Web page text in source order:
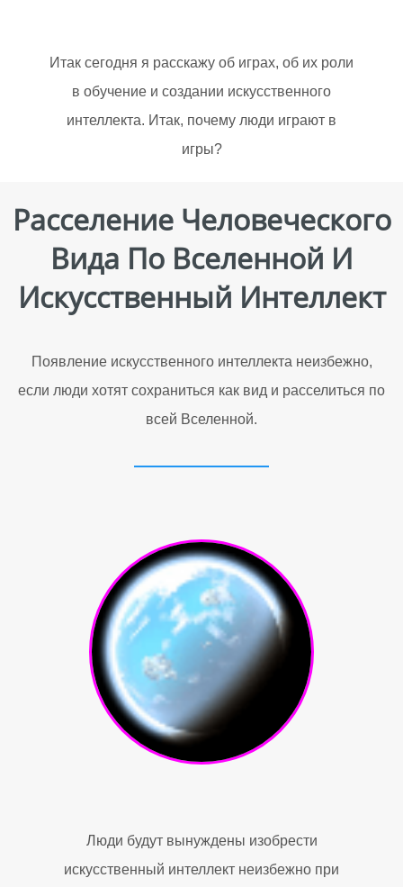
Итак сегодня я расскажу об играх, об их роли
в обучение и создании искусственного
интеллекта. Итак, почему люди играют в
игры?
Расселение Человеческого
Вида По Вселенной И
Искусственный Интеллект
Появление искусственного интеллекта неизбежно,
если люди хотят сохраниться как вид и расселиться по
всей Вселенной.
Люди будут вынуждены изобрести
искусственный интеллект неизбежно при